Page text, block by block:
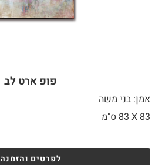
פופ ארט לב
אמן: בני משה
83 X
לפרטים והזמנה